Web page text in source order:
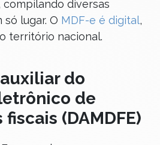
diversas
lugar. O MDF-e é digital,
território nacional.
do
de
(DAMDFE)